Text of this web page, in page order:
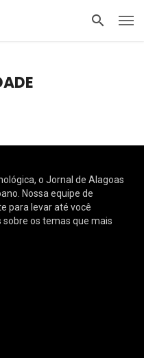
o Jornal de Alagoas
Nossa equipe de
para levar até você
os temas que mais